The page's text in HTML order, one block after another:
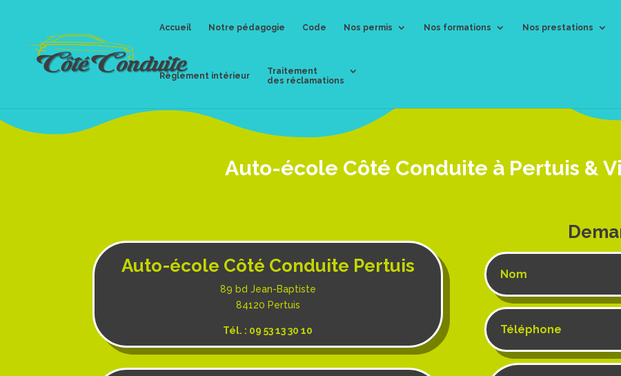
Accueil Notre pédagogie Code Nos permis Nos formations Nos prestations
Règlement intérieur
Traitement
des réclamations
Auto-école Côté Conduite à Pertuis &
Auto-école Côté Conduite Pertuis
89 bd Jean-Baptiste
84120 Pertuis
Tél. : 09 53 13 30 10